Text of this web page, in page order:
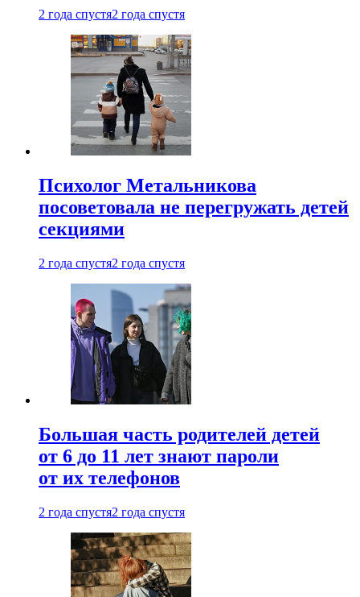
2 года спустя2 года спустя
Психолог Метальникова
посоветовала не перегружать детей
секциями
2 года спустя2 года спустя
Большая часть родителей детей
от 6 до 11 лет знают пароли
от их телефонов
2 года спустя2 года спустя